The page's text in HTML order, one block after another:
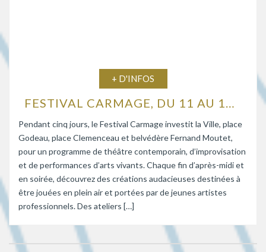
+ D'INFOS
FESTIVAL CARMAGE, DU 11 AU 15 AOÛT 2026
Pendant cinq jours, le Festival Carmage investit la Ville, place
Godeau, place Clemenceau et belvédère Fernand Moutet,
pour un programme de théâtre contemporain, d’improvisation
et de performances d’arts vivants. Chaque fin d’après-midi et
en soirée, découvrez des créations audacieuses destinées à
être jouées en plein air et portées par de jeunes artistes
professionnels. Des ateliers […]